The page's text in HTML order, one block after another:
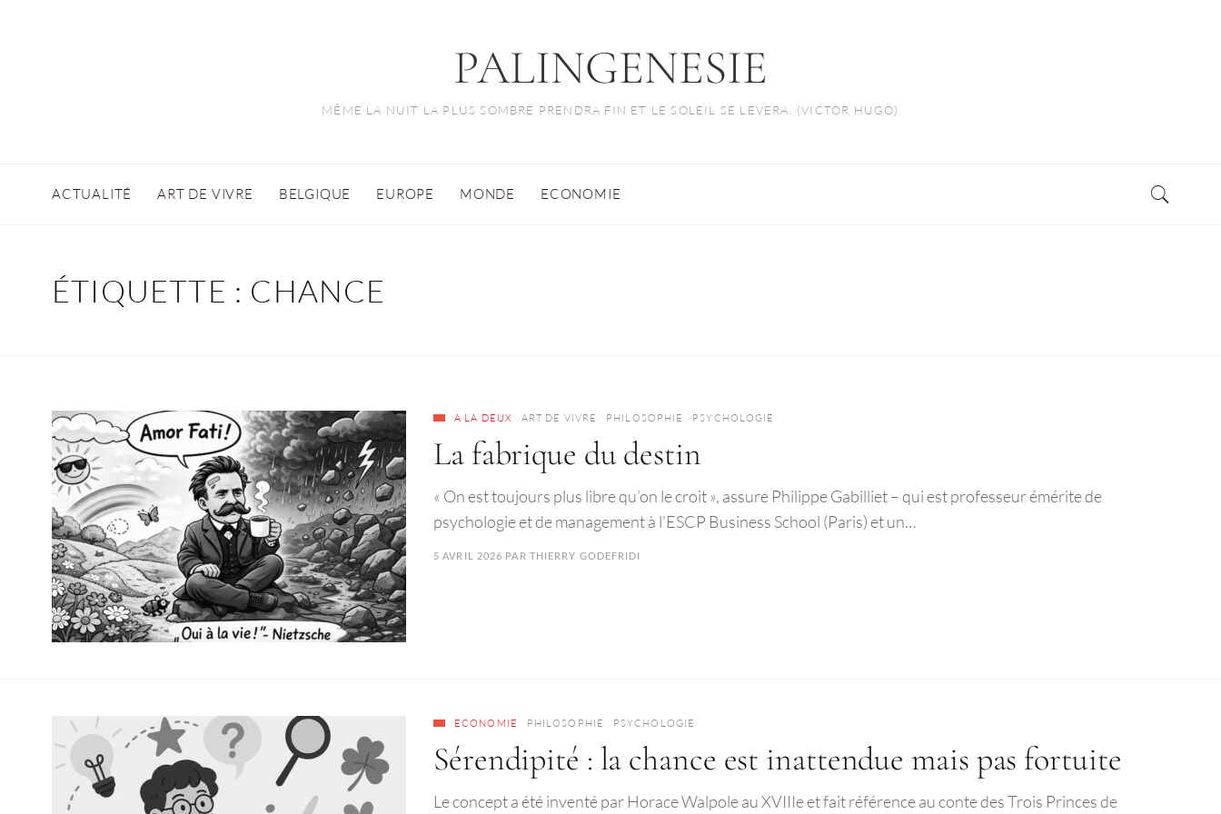
PALINGENESIE
MÊME LA NUIT LA PLUS SOMBRE PRENDRA FIN ET LE SOLEIL SE LÈVERA. (VICTOR HUGO)
ACTUALITÉ ART DE VIVRE BELGIQUE EUROPE MONDE ECONOMIE
ÉTIQUETTE : CHANCE
A LA DEUX ART DE VIVRE PHILOSOPHIE PSYCHOLOGIE
La fabrique du destin
« On est toujours plus libre qu’on le croit », assure Philippe Gabilliet – qui est professeur émérite de
psychologie et de management à l’ESCP Business School (Paris) et un…
5 AVRIL 2026 PAR THIERRY GODEFRIDI
ECONOMIE PHILOSOPHIE PSYCHOLOGIE
Sérendipité : la chance est inattendue mais pas fortuite
Le concept a été inventé par Horace Walpole au XVIIIe et fait référence au conte des Trois Princes de